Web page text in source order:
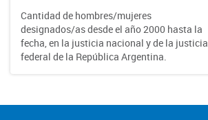
Cantidad de hombres/mujeres
designados/as desde el año 2000 hasta la
fecha, en la justicia nacional y de la justicia
federal de la República Argentina.